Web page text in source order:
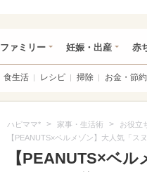
ファミリー 妊娠・出産 赤
食生活 レシピ 掃除 お金・節約
ハピママ* > 家事・生活術 > お役立
【PEANUTS×ベルメゾン】大人気「ス
【PEANUTS×ベ